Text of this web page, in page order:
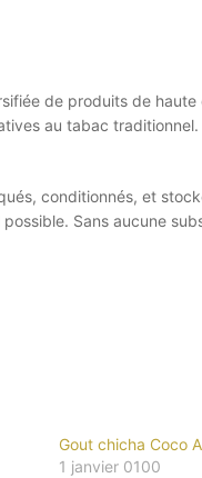
de produits de
au tabac
conditionnés, et
Sans aucune
Gout chicha Coco
1 janvier 0100